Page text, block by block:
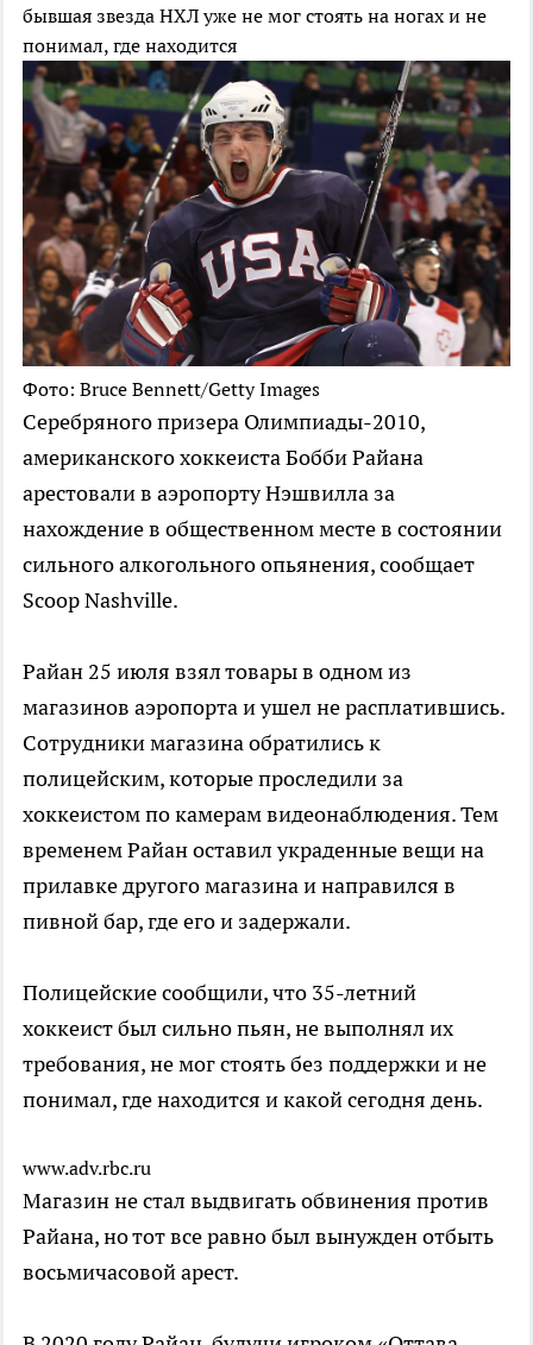
бывшая звезда НХЛ уже не мог стоять на ногах и не
понимал, где находится
Фото: Bruce Bennett/Getty Images
Серебряного призера Олимпиады-2010,
американского хоккеиста Бобби Райана
арестовали в аэропорту Нэшвилла за
нахождение в общественном месте в состоянии
сильного алкогольного опьянения, сообщает
Scoop Nashville.
Райан 25 июля взял товары в одном из
магазинов аэропорта и ушел не расплатившись.
Сотрудники магазина обратились к
полицейским, которые проследили за
хоккеистом по камерам видеонаблюдения. Тем
временем Райан оставил украденные вещи на
прилавке другого магазина и направился в
пивной бар, где его и задержали.
Полицейские сообщили, что 35-летний
хоккеист был сильно пьян, не выполнял их
требования, не мог стоять без поддержки и не
понимал, где находится и какой сегодня день.
www.adv.rbc.ru
Магазин не стал выдвигать обвинения против
Райана, но тот все равно был вынужден отбыть
восьмичасовой арест.